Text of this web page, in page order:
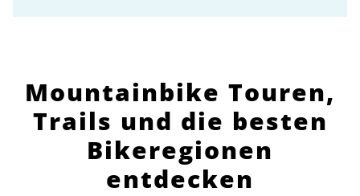
Mountainbike Touren,
Trails und die besten
Bikeregionen
entdecken